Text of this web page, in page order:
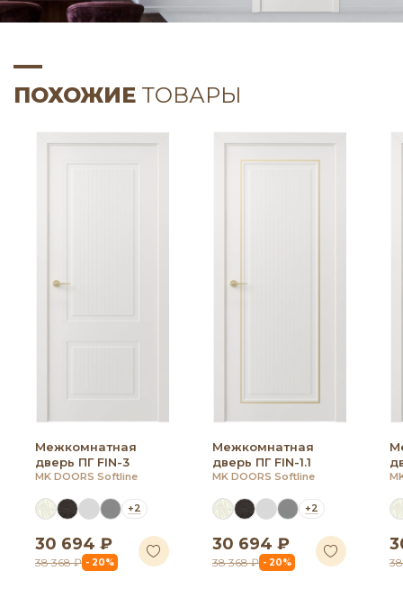
ПОХОЖИЕ ТОВАРЫ
Межкомнатная
дверь ПГ FIN-3
MK DOORS Softline
+2
30 694 ₽
38 368 ₽ - 20%
Межкомнатная
дверь ПГ FIN-1.1
MK DOORS Softline
+2
30 694 ₽
38 368 ₽ - 20%